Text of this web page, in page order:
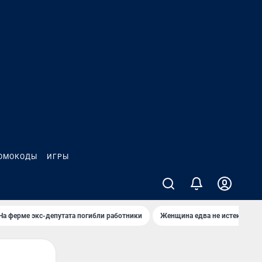
ИГРЫ
ферме экс-депутата погибли работники Женщина едва не истекла